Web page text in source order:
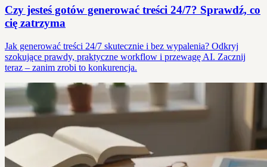
Czy jesteś gotów generować treści 24/7? Sprawdź, co
cię zatrzyma
Jak generować treści 24/7 skutecznie i bez wypalenia? Odkryj
szokujące prawdy, praktyczne workflow i przewagę AI. Zacznij
teraz – zanim zrobi to konkurencja.